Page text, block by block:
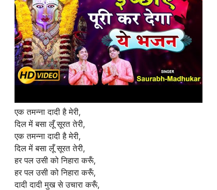
एक तमन्ना दादी है मेरी,
दिल में बसा लूँ सूरत तेरी,
एक तमन्ना दादी है मेरी,
दिल में बसा लूँ सूरत तेरी,
हर पल उसी को निहारा करूँ,
हर पल उसी को निहारा करूँ,
दादी दादी मुख से उचारा करूँ,